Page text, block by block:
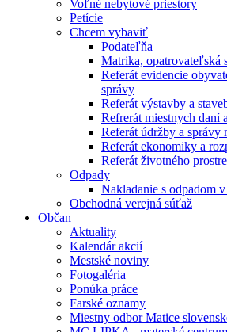
Voľné nebytové priestory
Petície
Chcem vybaviť
Podateľňa
Matrika, opatrovateľská
Referát evidencie
správy
Referát výstavby a
Refrerát miestnych daní
Referát údržby a správy
Referát ekonomiky a
Referát životného
Odpady
Nakladanie s odpadom
Obchodná verejná súťaž
Občan
Aktuality
Kalendár akcií
Mestské noviny
Fotogaléria
Ponúka práce
Farské oznamy
Miestny odbor Matice